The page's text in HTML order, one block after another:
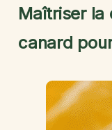
Maîtriser la
canard